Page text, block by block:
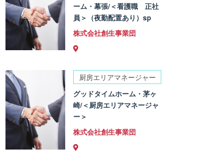
ーム・幕張/＜看護職 正社
員＞（夜勤配置あり）sp
株式会社創生事業団
厨房エリアマネージャー
グッドタイムホーム・茅ヶ
崎/＜厨房エリアマネージャ
ー＞
株式会社創生事業団